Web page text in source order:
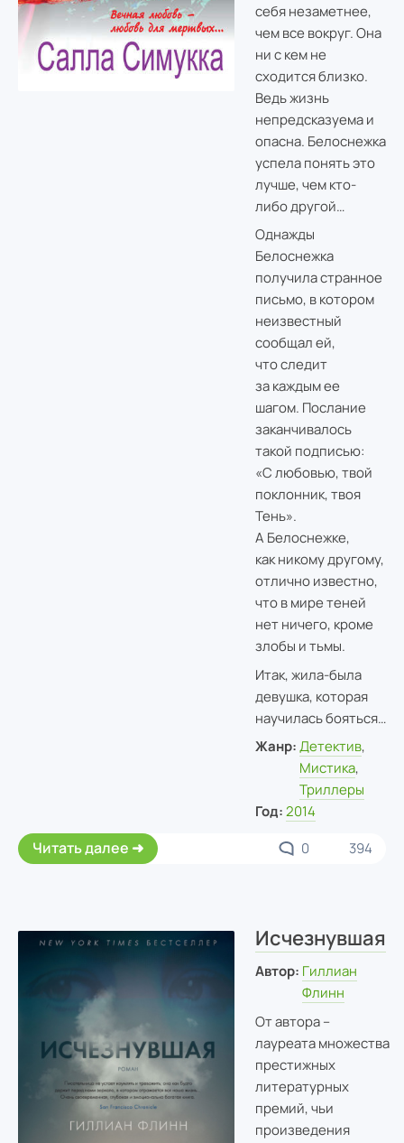
себя незаметнее,
чем все вокруг. Она
ни с кем не
сходится близко.
Ведь жизнь
непредсказуема и
опасна. Белоснежка
успела понять это
лучше, чем кто-
либо другой…
Однажды
Белоснежка
получила странное
письмо, в котором
неизвестный
сообщал ей,
что следит
за каждым ее
шагом. Послание
заканчивалось
такой подписью:
«С любовью, твой
поклонник, твоя
Тень».
А Белоснежке,
как никому другому,
отлично известно,
что в мире теней
нет ничего, кроме
злобы и тьмы.
Итак, жила-была
девушка, которая
научилась бояться…
Жанр: Детектив,
Мистика,
Триллеры
Год: 2014
Читать далее 0 394
Исчезнувшая
Автор: Гиллиан
Флинн
От автора –
лауреата множества
престижных
литературных
премий, чьи
произведения